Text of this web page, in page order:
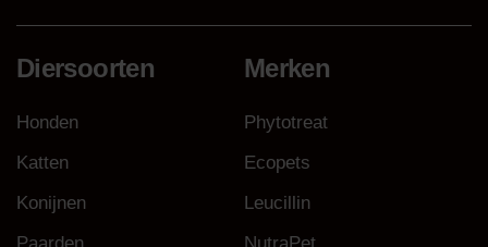
Diersoorten
Honden
Katten
Konijnen
Merken
Phytotreat
Ecopets
Leucillin